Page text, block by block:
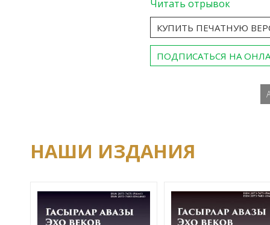
Читать отрывок
КУПИТЬ ПЕЧАТНУЮ
ПОДПИСАТЬСЯ НА
НАШИ ИЗДАНИЯ